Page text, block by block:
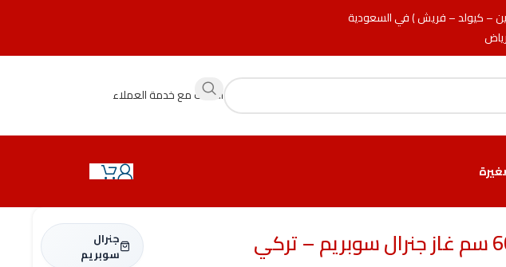
– كيولد – فريش ) في السعودية
التحدث مع خدمة العملاء
جنرال
سوبريم